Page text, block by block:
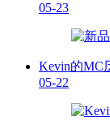
05-23
Kevin的MC
05-22